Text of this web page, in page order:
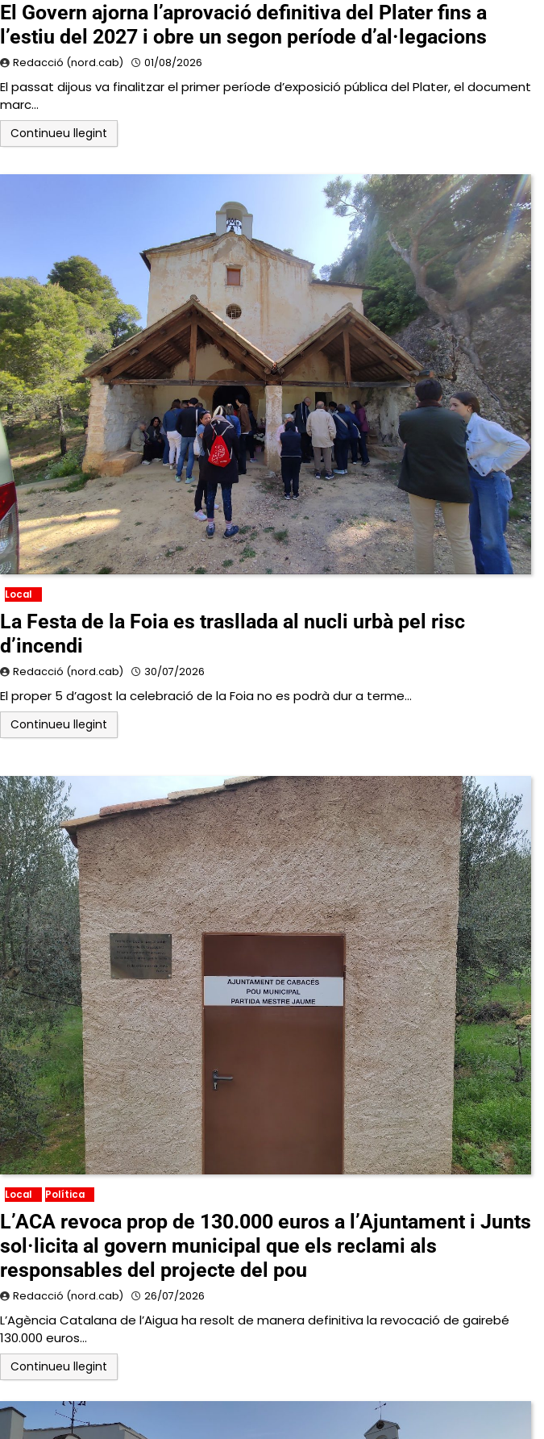
El Govern ajorna l’aprovació definitiva del Plater fins a
l’estiu del 2027 i obre un segon període d’al·legacions
Redacció (nord.cab) 01/08/2026
El passat dijous va finalitzar el primer període d’exposició pública del Plater, el document
marc…
Continueu llegint
Local
La Festa de la Foia es trasllada al nucli urbà pel risc
d’incendi
Redacció (nord.cab) 30/07/2026
El proper 5 d’agost la celebració de la Foia no es podrà dur a terme…
Continueu llegint
Local Política
L’ACA revoca prop de 130.000 euros a l’Ajuntament i Junts
sol·licita al govern municipal que els reclami als
responsables del projecte del pou
Redacció (nord.cab) 26/07/2026
L’Agència Catalana de l’Aigua ha resolt de manera definitiva la revocació de gairebé
130.000 euros…
Continueu llegint